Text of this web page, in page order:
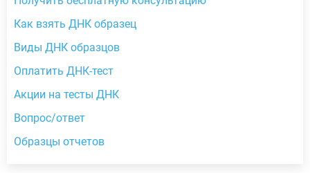
Как взять ДНК образец
Виды ДНК образцов
Оплатить ДНК-тест
Акции на тесты ДНК
Вопрос/ответ
Образцы отчетов